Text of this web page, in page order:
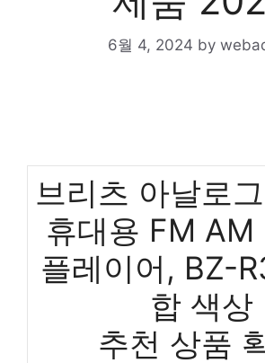
6월 4, 2024 by
브리츠 아날로
휴대용 FM AM
플레이어, BZ-
합 색상
추천 상품